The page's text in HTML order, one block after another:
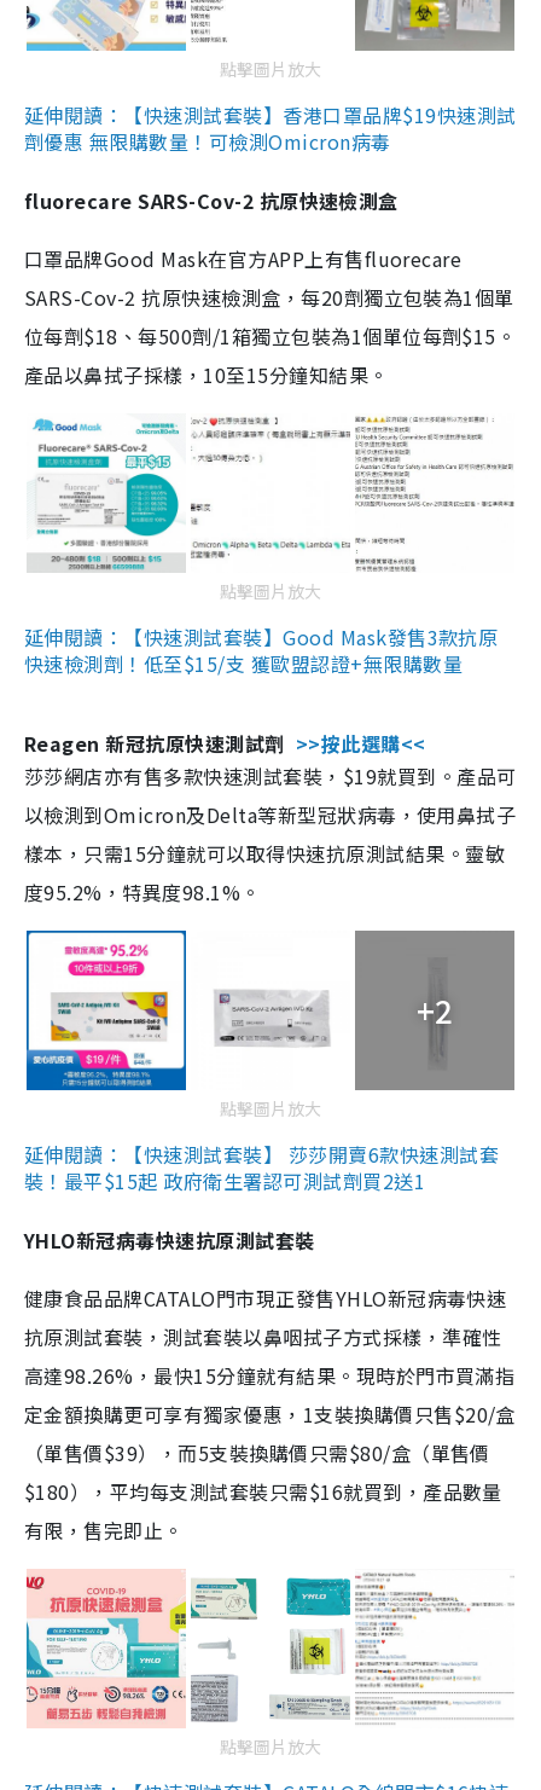
點擊圖片放大
延伸閱讀：【快速測試套裝】香港口罩品牌$19快速測試
劑優惠 無限購數量！可檢測Omicron病毒
fluorecare SARS-Cov-2 抗原快速檢測盒
口罩品牌Good Mask在官方APP上有售fluorecare
SARS-Cov-2 抗原快速檢測盒，每20劑獨立包裝為1個單
位每劑$18、每500劑/1箱獨立包裝為1個單位每劑$15。
產品以鼻拭子採樣，10至15分鐘知結果。
點擊圖片放大
延伸閱讀：【快速測試套裝】Good Mask發售3款抗原
快速檢測劑！低至$15/支 獲歐盟認證+無限購數量
Reagen 新冠抗原快速測試劑 >>按此選購<<
莎莎網店亦有售多款快速測試套裝，$19就買到。產品可
以檢測到Omicron及Delta等新型冠狀病毒，使用鼻拭子
樣本，只需15分鐘就可以取得快速抗原測試結果。靈敏
度95.2%，特異度98.1%。
+2
點擊圖片放大
延伸閱讀：【快速測試套裝】 莎莎開賣6款快速測試套
裝！最平$15起 政府衛生署認可測試劑買2送1
YHLO新冠病毒快速抗原測試套裝
健康食品品牌CATALO門市現正發售YHLO新冠病毒快速
抗原測試套裝，測試套裝以鼻咽拭子方式採樣，準確性
高達98.26%，最快15分鐘就有結果。現時於門市買滿指
定金額換購更可享有獨家優惠，1支裝換購價只售$20/盒
（單售價$39），而5支裝換購價只需$80/盒（單售價
$180），平均每支測試套裝只需$16就買到，產品數量
有限，售完即止。
點擊圖片放大